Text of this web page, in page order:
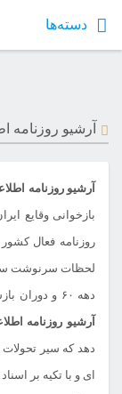
دسته‌ها
آرشیو روزنامه
آرشیو روزنامه
بازخوانی وقایع
لحظات سرنوشت
دهه ۶۰ و دوران بازسازی، به یک حافظه تاریخی زنده تبدیل شد. مطالعه
آرشیو روزنامه
دهد که سیر
ای و با تکیه بر